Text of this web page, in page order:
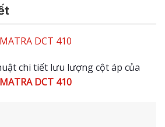
DCT 410
chi tiết lưu lượng cột áp của
DCT 410